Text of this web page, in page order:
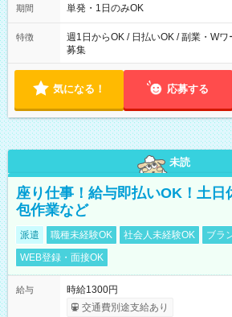
可能です！ ※1日あたりの最大実働時間は日勤、夜勤共に勤務し
期間 単発・1日のみOK
特徴
週1日からOK / 日払いOK / 副業・W
募集
気になる！ 応募する
未読
座り仕事！給与即払いOK！土日
包作業など
派遣 職種未経験OK 社会人未経験OK
ブラ
WEB登録・面接OK
給与
時給1300円
交通費別途支給あり